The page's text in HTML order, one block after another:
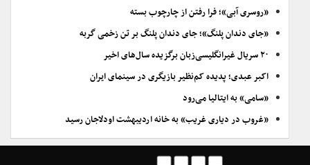
«روسری آبی»؛ فرا رفتن از چارچوب بسته
«جای دندان پلنگ»؛ جای دندان پلنگ بر تن زخمی گربه
۲۰ سریال غیرانگلیسی‌زبان برگزیده سال‌های اخیر
اکبر عبدی؛ پدیده کم‌نظیر بازیگری در سینمای ایران
«سامی» به ایتالیا می‌رود
«غروب در دیاری غریب» به خانه اردیبهشت اودلاجان رسید